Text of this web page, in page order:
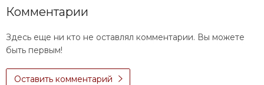
Комментарии
Здесь еще ни кто не оставлял комментарии. Вы можете
быть первым!
Оставить комментарий